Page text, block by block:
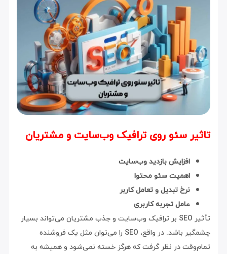
تاثیر سئو روی ترافیک وب‌سایت و مشتریان
افزایش بازدید وب‌سایت
اهمیت سئو محتوا
نرخ تبدیل و تعامل کاربر
عامل تجربه کاربری
تأثیر SEO بر ترافیک وب‌سایت و جذب مشتریان می‌تواند بسیار
چشمگیر باشد. در واقع، SEO را می‌توان مثل یک فروشنده
تمام‌وقت در نظر گرفت که هرگز خسته نمی‌شود و همیشه به